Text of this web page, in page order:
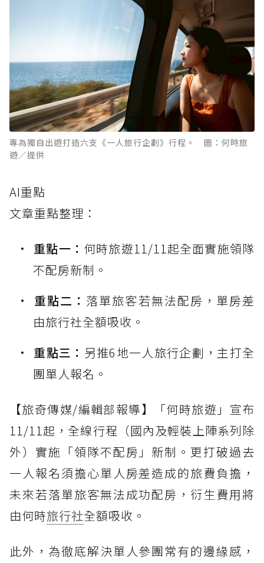
專為獨自出遊打造六支《一人旅行企劃》行程。 圖：何時旅
遊／提供
AI重點
文章重點整理：
重點一： 何時旅遊11/11起全面實施領隊
不配房新制。
重點二： 落單旅客若無法配房，單房差
由旅行社全額吸收。
重點三： 另推6地一人旅行企劃，主打全
團單人報名。
【旅奇傳媒/編輯部報導】「何時旅遊」宣布
11/11起，全線行程（國內及輕裝上陣系列除
外）實施「領隊不配房」新制。更打破過去
一人報名須擔心單人房差造成的旅費負擔，
未來若落單旅客無法成功配房，衍生費用將
由何時旅行社全額吸收。
此外，為徹底解決單人參團常有的邊緣感，